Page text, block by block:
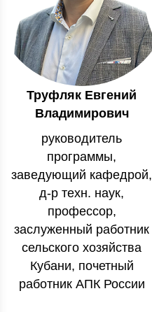
Труфляк Евгений
Владимирович
руководитель
программы,
заведующий кафедрой,
д-р техн. наук,
профессор,
заслуженный работник
сельского хозяйства
Кубани, почетный
работник АПК России